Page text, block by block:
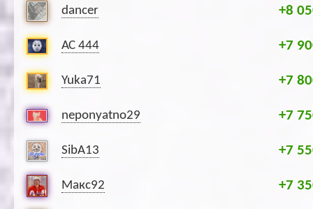
dancer +8
АС 444 +7
Yuka71 +7
neponyatno29 +7
SibA13 +7
Макс92 +7